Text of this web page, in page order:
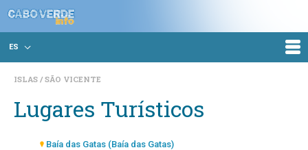
ES
ISLAS SÃO VICENTE
Lugares Turísticos
Baía das Gatas (Baía das Gatas)